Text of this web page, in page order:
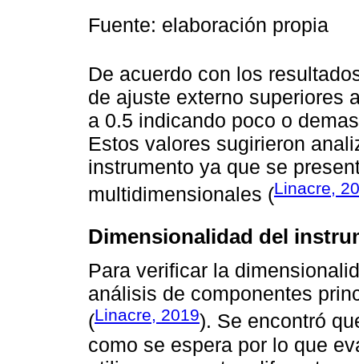
Fuente: elaboración propia
De acuerdo con los
de ajuste externo superiores
a 0.5 indicando poco o
Estos valores sugirieron
instrumento ya que se
multidimensionales (Linacre,
Dimensionalidad del
Para verificar la
análisis de componentes
(Linacre, 2019). Se encontró
como se espera por lo que